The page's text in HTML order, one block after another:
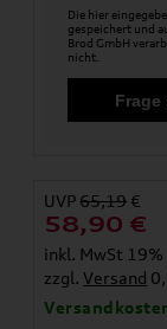
Die hier
gespeichert und
Brod GmbH
nicht.
UVP65,19 €
58,90 €
inkl. MwSt 19%
zzgl.Versand